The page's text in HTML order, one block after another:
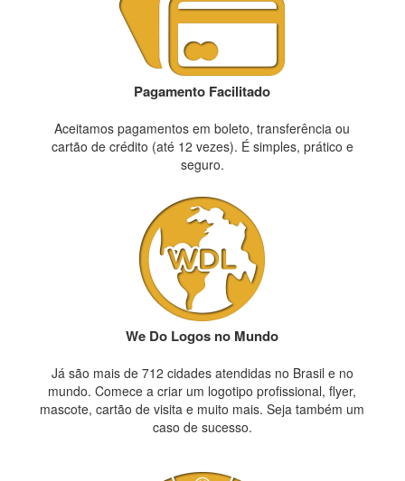
Pagamento Facilitado
Aceitamos pagamentos em boleto, transferência ou
cartão de crédito (até 12 vezes). É simples, prático e
seguro.
We Do Logos no Mundo
Já são mais de 712 cidades atendidas no Brasil e no
mundo. Comece a criar um logotipo profissional, flyer,
mascote, cartão de visita e muito mais. Seja também um
caso de sucesso.